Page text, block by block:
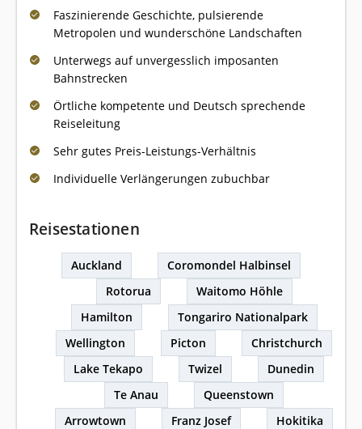
Faszinierende Geschichte, pulsierende
Metropolen und wunderschöne Landschaften
Unterwegs auf unvergesslich imposanten
Bahnstrecken
Örtliche kompetente und Deutsch sprechende
Reiseleitung
Sehr gutes Preis-Leistungs-Verhältnis
Individuelle Verlängerungen zubuchbar
Reisestationen
Auckland
Coromondel Halbinsel
Rotorua
Waitomo Höhle
Hamilton
Tongariro Nationalpark
Wellington
Picton
Christchurch
Lake Tekapo
Twizel
Dunedin
Te Anau
Queenstown
Arrowtown
Franz Josef
Hokitika